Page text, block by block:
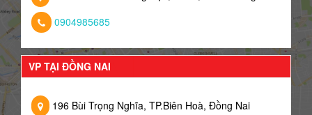
0904985685
VP TẠI ĐỒNG NAI
196 Bùi Trọng Nghĩa, TP.Biên Hoà, Đồng Nai